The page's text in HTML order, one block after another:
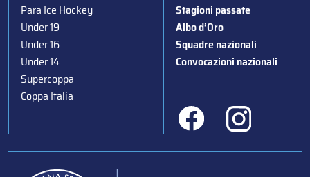
Para Ice Hockey
Under 19
Under 16
Under 14
Supercoppa
Coppa Italia
Stagioni passate
Albo d’Oro
Squadre nazionali
Convocazioni nazionali